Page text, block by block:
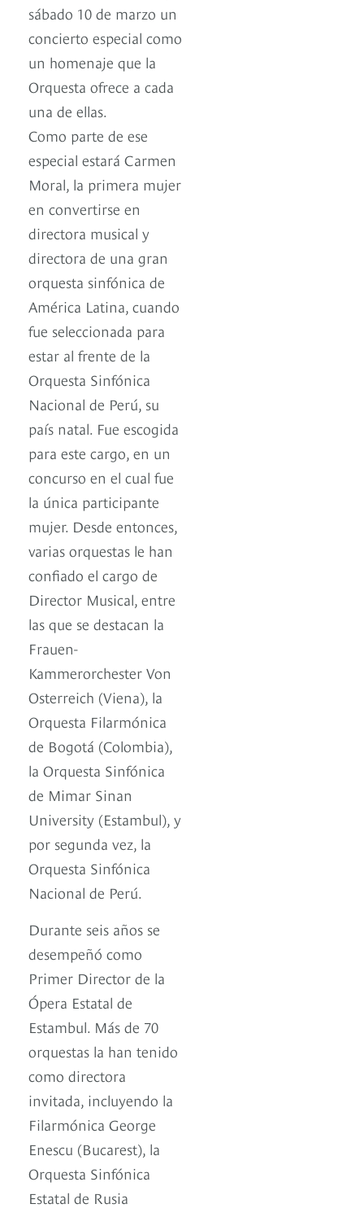
sábado 10 de marzo un
concierto especial como
un homenaje que la
Orquesta ofrece a cada
una de ellas.
Como parte de ese
especial estará Carmen
Moral, la primera mujer
en convertirse en
directora musical y
directora de una gran
orquesta sinfónica de
América Latina, cuando
fue seleccionada para
estar al frente de la
Orquesta Sinfónica
Nacional de Perú, su
país natal. Fue escogida
para este cargo, en un
concurso en el cual fue
la única participante
mujer. Desde entonces,
varias orquestas le han
confiado el cargo de
Director Musical, entre
las que se destacan la
Frauen-
Kammerorchester Von
Osterreich (Viena), la
Orquesta Filarmónica
de Bogotá (Colombia),
la Orquesta Sinfónica
de Mimar Sinan
University (Estambul), y
por segunda vez, la
Orquesta Sinfónica
Nacional de Perú.
Durante seis años se
desempeñó como
Primer Director de la
Ópera Estatal de
Estambul. Más de 70
orquestas la han tenido
como directora
invitada, incluyendo la
Filarmónica George
Enescu (Bucarest), la
Orquesta Sinfónica
Estatal de Rusia